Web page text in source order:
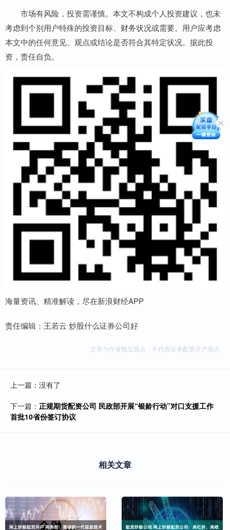
市场有风险，投资需谨慎。本文不构成个人投资建议，也未
考虑到个别用户特殊的投资目标、财务状况或需要。用户应考虑
本文中的任何意见、观点或结论是否符合其特定状况。据此投
资，责任自负。
海量资讯、精准解读，尽在新浪财经APP
责任编辑：王若云 炒股什么证券公司好
文章为作者独立观点，不代表证券配资开户观点
上一篇：没有了
下一篇： 正规期货配资公司 民政部开展“银龄行动”对口支援工作
首批10省份签订协议
相关文章